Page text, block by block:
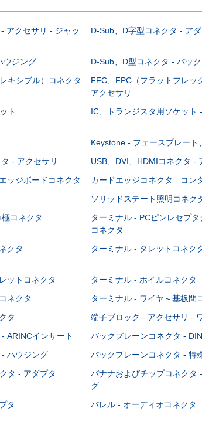
アクセサリ - ジャッ
D-Sub、D字型コネクタ - ア
ウジング
D-Sub、D型コネクタ - バッ
キシブル）コネクタ
FFC、FPC（フラットフレッ
アクセサリ
ト IC、トランジスタ用ソケット
Keystone - フェースプレート
- アクセサリ
USB、DVI、HDMIコネクタ -
ッジボードコネクタ
カードエッジコネクタ - コン
ソリッドステート照明コネク
コネクタ
ターミナル - PCピンレセプタ
コネクタ
クタ ターミナル - タレットコネク
ットコネクタ
ターミナル - ホイルコネクタ
ネクタ
ターミナル - ワイヤ～基板間
タ
端子ブロック - アクセサリ -
ARINCインサート
バックプレーンコネクタ -
ハウジング
バックプレーンコネクタ - 特
タ - アダプタ
バナナおよびチップコネクタ
グ
タ バレル - オーディオコネクタ